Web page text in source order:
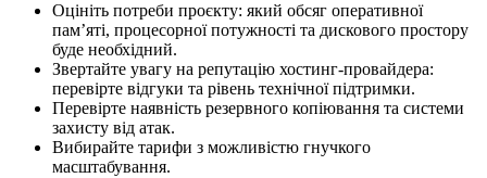
Оцініть потреби проєкту: який обсяг оперативної
памʼяті, процесорної потужності та дискового простору
буде необхідний.
Звертайте увагу на репутацію хостинг-провайдера:
перевірте відгуки та рівень технічної підтримки.
Перевірте наявність резервного копіювання та системи
захисту від атак.
Вибирайте тарифи з можливістю гнучкого
масштабування.